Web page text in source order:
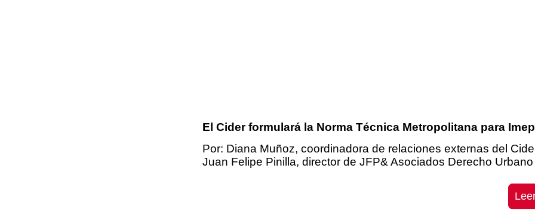
El Cider formulará la Norma Técnica Metropolitana para
Por: Diana Muñoz, coordinadora de relaciones externas del
Juan Felipe Pinilla, director de JFP& Asociados Derecho Urbano